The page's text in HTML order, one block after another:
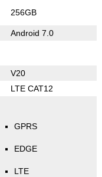
256GB
Android 7.0
V20
LTE CAT12
GPRS
EDGE
LTE